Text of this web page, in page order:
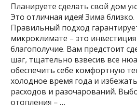
Планируете сделать свой дом
Это отличная идея! Зима
Правильный подход
микроклимате – это
благополучие. Вам предстоит
шаг, тщательно взвесив все
обеспечить себе комфортную
холодное время года и
расходов и разочарований.
отопления – …